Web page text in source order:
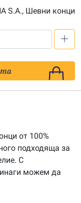
S.A., Шевни конци
от 100%
подходяща за
С
можем да